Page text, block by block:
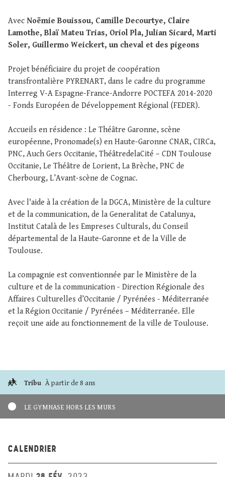
Avec Noëmie Bouissou, Camille Decourtye, Claire
Lamothe, Blaï Mateu Trias, Oriol Pla, Julian Sicard, Marti
Soler, Guillermo Weickert, un cheval et des pigeons
Projet bénéficiaire du projet de coopération
transfrontalière PYRENART, dans le cadre du programme
Interreg V-A Espagne-France-Andorre POCTEFA 2014-2020
- Fonds Européen de Développement Régional (FEDER).
Accueils en résidence : Le Théâtre Garonne, scène
européenne, Pronomade(s) en Haute-Garonne CNAR, CIRCa,
PNC, Auch Gers Occitanie, ThéâtredelaCité – CDN Toulouse
Occitanie, Le Théâtre de Lorient, La Brèche, PNC de
Cherbourg, L’Avant-scène de Cognac.
Avec l'aide à la création de la DGCA, Ministère de la culture
et de la communication, de la Generalitat de Catalunya,
Institut Català de les Empreses Culturals, du Conseil
départemental de la Haute-Garonne et de la Ville de
Toulouse.
La compagnie est conventionnée par le Ministère de la
culture et de la communication - Direction Régionale des
Affaires Culturelles d’Occitanie / Pyrénées - Méditerranée
et la Région Occitanie / Pyrénées – Méditerranée. Elle
reçoit une aide au fonctionnement de la ville de Toulouse.
Tribu À partir de 8 ans
LE GYMNASE HORS LES MURS
CALENDRIER